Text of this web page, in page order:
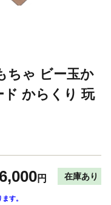
ちゃ ビー玉か
ド からくり 玩
円 在庫あり
す。